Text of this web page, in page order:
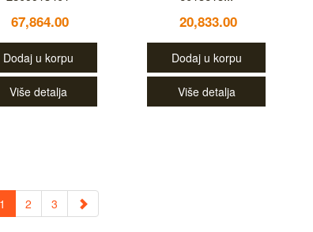
67,864.00
Dodaj u korpu
Više detalja
20,833.00
Dodaj u korpu
Više detalja
1 2 3